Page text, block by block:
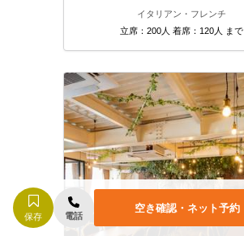
イタリアン・フレンチ
立席：200人 着席：120人 まで
保存 電話
空き確認・ネット予約